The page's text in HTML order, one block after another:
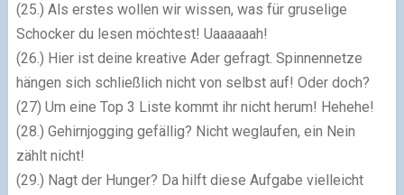
(25.) Als erstes wollen wir wissen, was für gruselige
Schocker du lesen möchtest! Uaaaaaah!
(26.) Hier ist deine kreative Ader gefragt. Spinnennetze
hängen sich schließlich nicht von selbst auf! Oder doch?
(27) Um eine Top 3 Liste kommt ihr nicht herum! Hehehe!
(28.) Gehirnjogging gefällig? Nicht weglaufen, ein Nein
zählt nicht!
(29.) Nagt der Hunger? Da hilft diese Aufgabe vielleicht